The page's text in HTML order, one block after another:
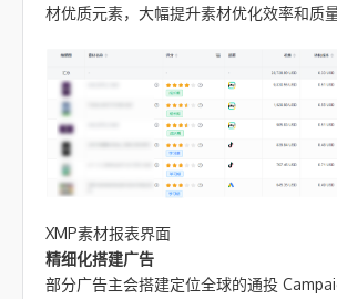
材优质元素，大幅提升素材优化效率和质量
XMP素材报表界面
精细化搭建广告
部分广告主会搭建定位全球的通投